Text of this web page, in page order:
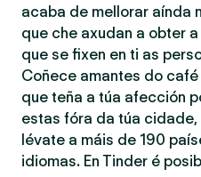
acaba de mellorar aínda
que che axudan a obter
que se fixen en ti as
Coñece amantes do
que teña a túa afección
estas fóra da túa cidade,
lévate a máis de 190
idiomas. En Tinder é